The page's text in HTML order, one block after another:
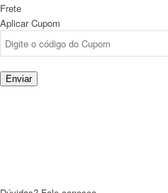
Frete
Aplicar Cupom
Enviar